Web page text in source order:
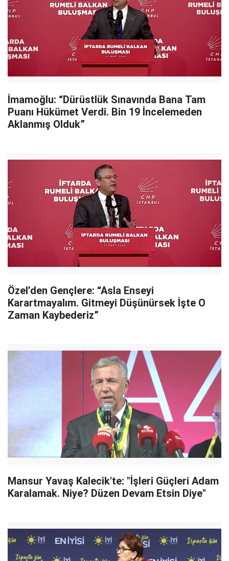
İmamoğlu: “Dürüstlük Sınavında Bana Tam
Puanı Hükümet Verdi. Bin 19 İncelemeden
Aklanmış Olduk”
Özel’den Gençlere: “Asla Enseyi
Karartmayalım. Gitmeyi Düşünürsek İşte O
Zaman Kaybederiz”
Mansur Yavaş Kalecik'te: "İşleri Güçleri Adam
Karalamak. Niye? Düzen Devam Etsin Diye"